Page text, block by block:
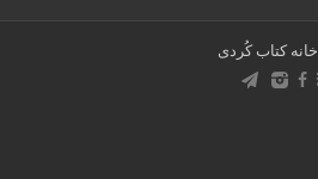
خانه کتاب كُردی